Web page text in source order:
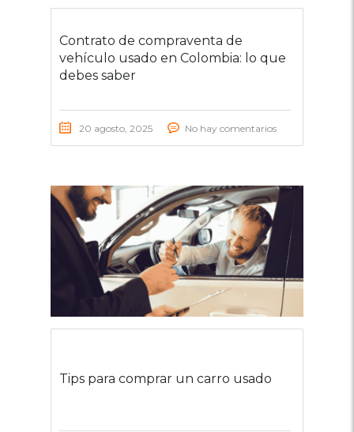
Contrato de compraventa de
vehículo usado en Colombia: lo que
debes saber
20 agosto, 2025 No hay comentarios
Tips para comprar un carro usado